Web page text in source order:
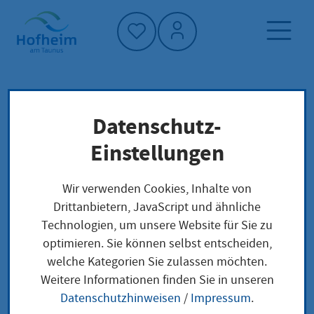
Startseite"
Dienstleistung-Finder
Lokale Anliegen
Ausfuhrkennzeichen beantragen
Ausfuhrkennzeichen
beantragen
Datenschutz-
Einstellungen
Wir verwenden Cookies, Inhalte von
Drittanbietern, JavaScript und ähnliche
Technologien, um unsere Website für Sie zu
optimieren. Sie können selbst entscheiden,
welche Kategorien Sie zulassen möchten.
Weitere Informationen finden Sie in unseren
Datenschutzhinweisen / Impressum.